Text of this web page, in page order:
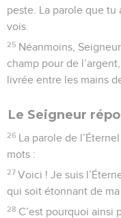
peste. La parole que
vois.
25 Néanmoins,
champ pour de
livrée entre les mains
Le Seigneur
26 La parole de
mots :
27 Voici ! Je suis
qui soit étonnant de ma
28 C’est pourquoi ainsi